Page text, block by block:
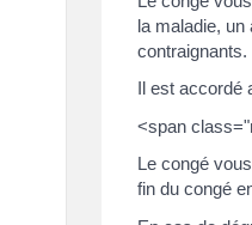
la maladie,
contraignants.
Il est
<span
Le congé
fin du congé